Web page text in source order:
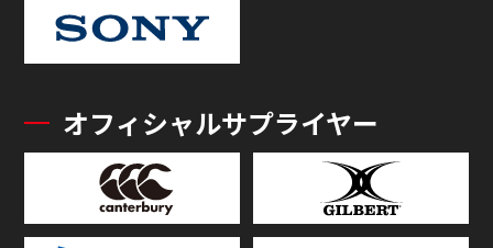
オフィシャルサプライヤー